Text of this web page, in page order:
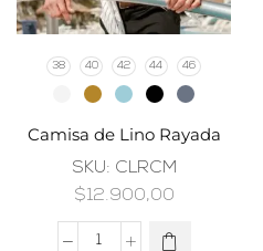
38 40 42 44 46
Camisa de Lino Rayada
SKU: CLRCM
$12.900,00